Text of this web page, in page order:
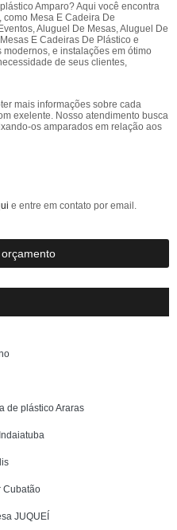
Amparo? Aqui você encontra
Mesa E Cadeira De
Aluguel De Mesas, Aluguel De
E Cadeiras De Plástico e
e instalações em ótimo
de seus clientes,
mais informações sobre cada
exelente. Nosso atendimento busca
os amparados em relação aos
e entre em contato por email.
de plástico Araras
Cubatão
JUQUEÍ